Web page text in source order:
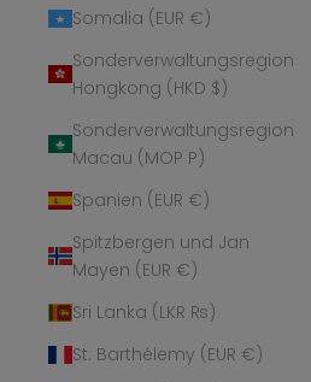
Somalia (EUR €)
Sonderverwaltungsregion
Hongkong (HKD $)
Sonderverwaltungsregion
Macau (MOP P)
Spanien (EUR €)
Spitzbergen und Jan
Mayen (EUR €)
Sri Lanka (LKR ₨)
St. Barthélemy (EUR €)